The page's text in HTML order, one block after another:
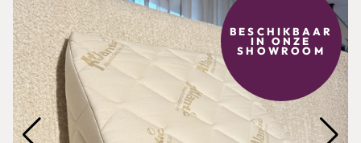
BESCHIKBAAR
IN ONZE
SHOWROOM